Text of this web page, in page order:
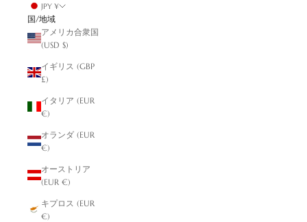
JPY ¥
国/地域
アメリカ合衆国
(USD $)
イギリス (GBP
£)
イタリア (EUR
€)
オランダ (EUR
€)
オーストリア
(EUR €)
キプロス (EUR
€)